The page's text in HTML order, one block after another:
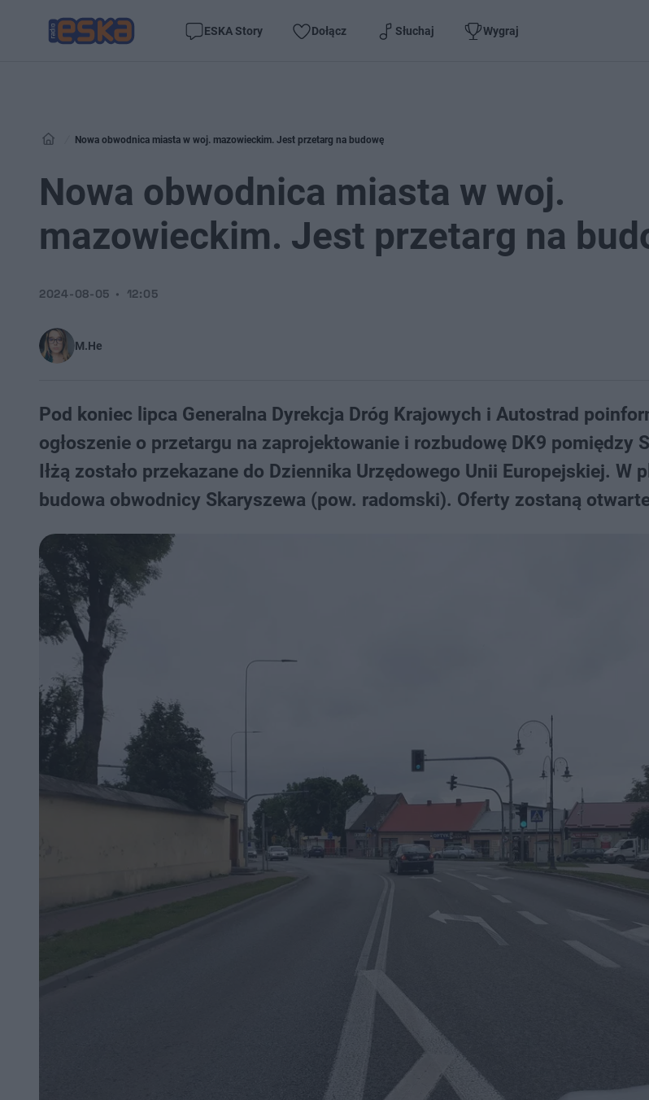
ESKA Story Dołącz Słuchaj Wygraj
Nowa obwodnica miasta w woj. mazowieckim. Jest przetarg na budowę
Nowa obwodnica miasta w woj.
mazowieckim. Jest przetarg na
M.He
2024-08-05 12:05
Pod koniec lipca Generalna Dyrekcja Dróg Krajowych i Autostrad
ogłoszenie o przetargu na zaprojektowanie i rozbudowę DK9 pomiędzy
Iłżą zostało przekazane do Dziennika Urzędowego Unii Europejskiej. W
budowa obwodnicy Skaryszewa (pow. radomski). Oferty zostaną